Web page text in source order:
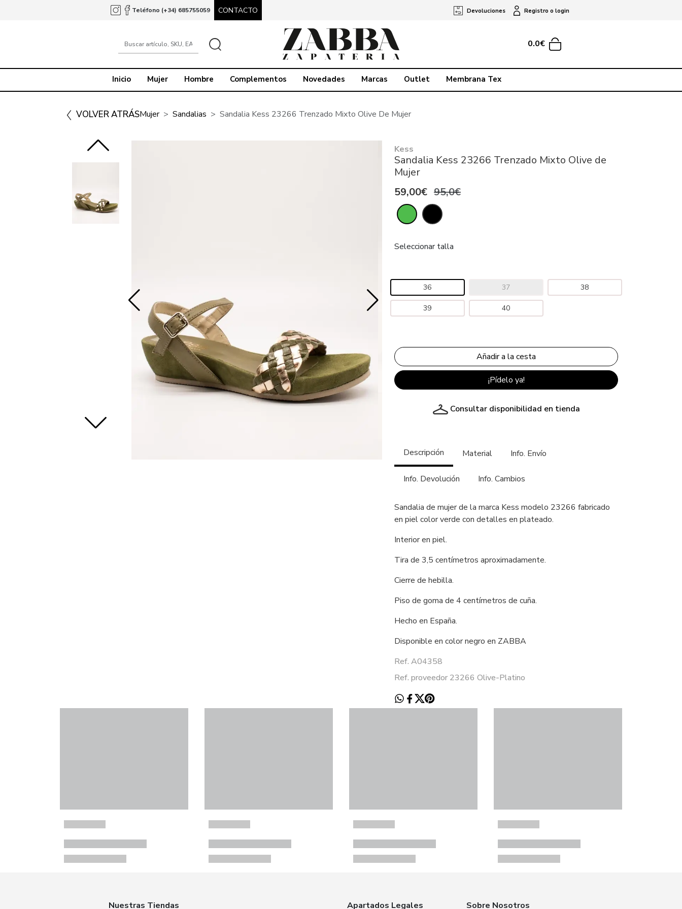
Teléfono (+34) 685755059 CONTACTO Devoluciones Registro o login
0.0€
Inicio Mujer Hombre Complementos Novedades Marcas Outlet Membrana Tex
VOLVER ATRÁSMujer Sandalias Sandalia Kess 23266 Trenzado Mixto Olive De Mujer
Kess
Sandalia Kess 23266 Trenzado Mixto Olive de
Mujer
59,00€ 95,0€
Seleccionar talla
36 37 38
39 40
¡Pídelo ya!
Consultar disponibilidad en tienda
Descripción Material Info. Envío
Info. Devolución Info. Cambios
Sandalia de mujer de la marca Kess modelo 23266 fabricado
en piel color verde con detalles en plateado.
Interior en piel.
Tira de 3,5 centímetros aproximadamente.
Cierre de hebilla.
Piso de goma de 4 centímetros de cuña.
Hecho en España.
Disponible en color negro en ZABBA
Ref. A04358
Ref. proveedor 23266 Olive-Platino
Nuestras Tiendas
Apartados Legales
Sobre Nosotros